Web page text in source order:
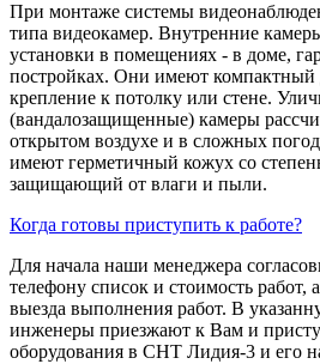
При монтаже системы
типа видеокамер. Внутренние
установки в помещениях - в доме,
постройках. Они имеют компактный
крепление к потолку или стене.
(вандалозащищенные) камеры
открытом воздухе и в сложных
имеют герметичный кожух со
защищающий от влаги и пыли.
Когда готовы приступить к работе?
Для начала наши менеджера
телефону список и стоимость работ,
выезда выполнения работ. В
инженеры приезжают к Вам и
оборудования в СНТ Лидия-3 и его